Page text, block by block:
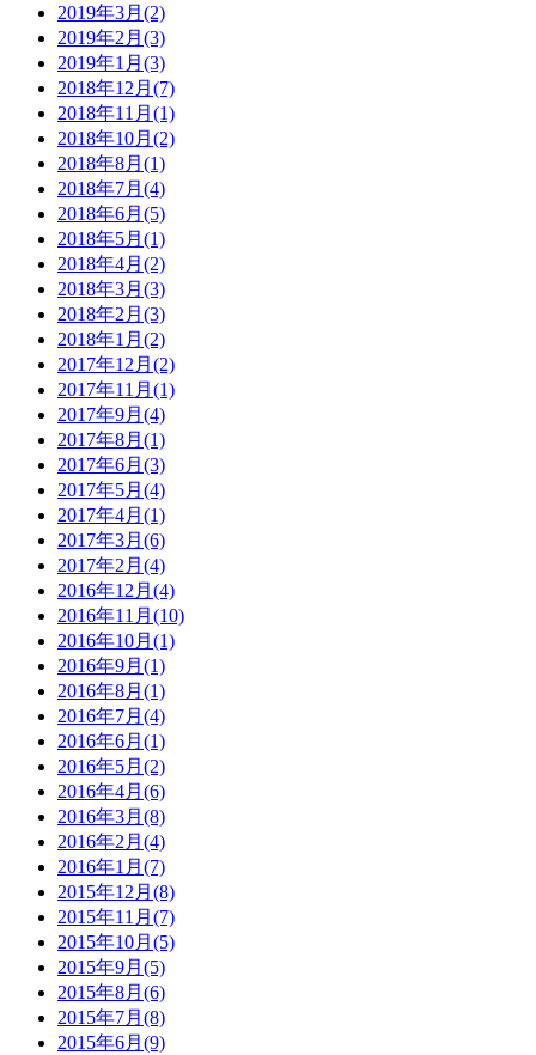
2019年3月(2)
2019年2月(3)
2019年1月(3)
2018年12月(7)
2018年11月(1)
2018年10月(2)
2018年8月(1)
2018年7月(4)
2018年6月(5)
2018年5月(1)
2018年4月(2)
2018年3月(3)
2018年2月(3)
2018年1月(2)
2017年12月(2)
2017年11月(1)
2017年9月(4)
2017年8月(1)
2017年6月(3)
2017年5月(4)
2017年4月(1)
2017年3月(6)
2017年2月(4)
2016年12月(4)
2016年11月(10)
2016年10月(1)
2016年9月(1)
2016年8月(1)
2016年7月(4)
2016年6月(1)
2016年5月(2)
2016年4月(6)
2016年3月(8)
2016年2月(4)
2016年1月(7)
2015年12月(8)
2015年11月(7)
2015年10月(5)
2015年9月(5)
2015年8月(6)
2015年7月(8)
2015年6月(9)